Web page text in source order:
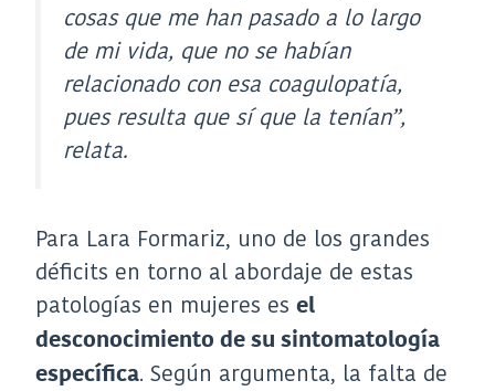
cosas que me han pasado a lo largo
de mi vida, que no se habían
relacionado con esa coagulopatía,
pues resulta que sí que la tenían”,
relata.
Para Lara Formariz, uno de los grandes
déficits en torno al abordaje de estas
patologías en mujeres es el
desconocimiento de su sintomatología
específica. Según argumenta, la falta de